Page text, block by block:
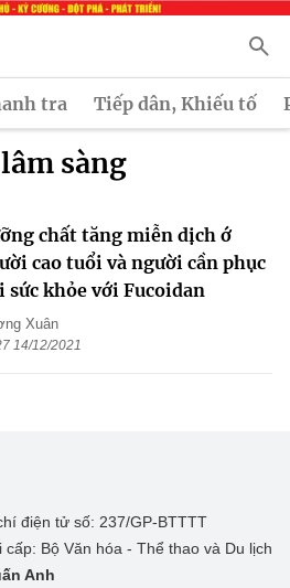
tra Tiếp dân, Khiếu tố
sàng
chất tăng miễn dịch ớ
cao tuổi và người cần phục
sức khỏe với Fucoidan
Xuân
14/12/2021
điện tử số: 237/GP-BTTTT
Bộ Văn hóa - Thể thao và Du lịch
Anh